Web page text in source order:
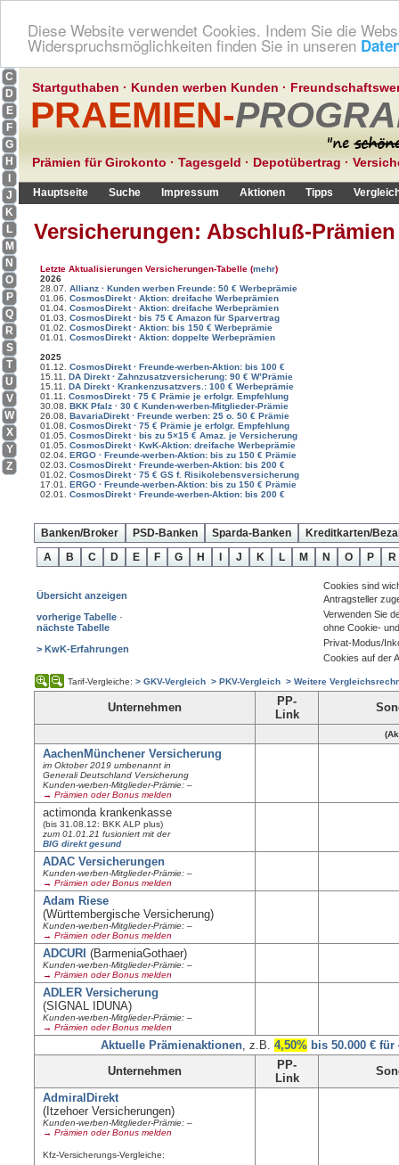
Diese Website verwendet Cookies. Indem Sie die
Widerspruchsmöglichkeiten finden Sie in unseren
Startguthaben · Kunden werben Kunden ·
PRAEMIEN-
Prämien für Girokonto · Tagesgeld · Depotübertrag ·
Hauptseite Suche Impressum Aktionen Tipps
Versicherungen: Abschluß-
Letzte Aktualisierungen Versicherungen-Tabelle(mehr)
2026
28.07.Allianz · Kunden werben Freunde: 50 € Werbeprämie
01.06.CosmosDirekt · Aktion: dreifache Werbeprämien
01.04.CosmosDirekt · Aktion: dreifache Werbeprämien
01.03.CosmosDirekt · bis 75 € Amazon für Sparvertrag
01.02.CosmosDirekt · Aktion: bis 150 € Werbeprämie
01.01.CosmosDirekt · Aktion: doppelte Werbeprämien
2025
01.12.CosmosDirekt · Freunde-werben-Aktion: bis 100 €
15.11.DA Direkt · Zahnzusatzversicherung: 90 € W’Prämie
15.11.DA Direkt · Krankenzusatzvers.: 100 € Werbeprämie
01.11.CosmosDirekt · 75 € Prämie je erfolgr. Empfehlung
30.08.BKK Pfalz · 30 € Kunden-werben-Mitglieder-Prämie
26.08.BavariaDirekt · Freunde werben: 25 o. 50 € Prämie
01.08.CosmosDirekt · 75 € Prämie je erfolgr. Empfehlung
01.05.CosmosDirekt · bis zu 5×15 € Amaz. je Versicherung
01.05.CosmosDirekt · KwK-Aktion: dreifache Werbeprämie
02.04.ERGO · Freunde-werben-Aktion: bis zu 150 € Prämie
02.03.CosmosDirekt · Freunde-werben-Aktion: bis 200 €
01.02.CosmosDirekt · 75 € GS f. Risikolebensversicherung
17.01.ERGO · Freunde-werben-Aktion: bis zu 150 € Prämie
02.01.CosmosDirekt · Freunde-werben-Aktion: bis 200 €
Banken/Broker PSD-Banken Sparda-Banken
Kreditkarten/
A
B C D E F G H I J K L M N O P R
Übersicht anzeigen
vorherige Tabelle ·
nächste Tabelle
> KwK-Erfahrungen
Cookies sind
Antragsteller
Verwenden Sie
ohne Cookie-
Privat-Modus/
Cookies auf der
Tarif-Vergleiche:> GKV-Vergleich > PKV-Vergleich > Weitere
Unternehmen
PP-
Link
AachenMünchener Versicherung
im Oktober 2019 umbenannt in
Generali Deutschland Versicherung
Kunden-werben-Mitglieder-Prämie: –
→ Prämien oder Bonus melden
actimonda krankenkasse
(bis 31.08.12: BKK ALP plus)
zum 01.01.21 fusioniert mit der
BIG direkt gesund
ADAC Versicherungen
Kunden-werben-Mitglieder-Prämie: –
→ Prämien oder Bonus melden
Adam Riese
(Württembergische Versicherung)
Kunden-werben-Mitglieder-Prämie: –
→ Prämien oder Bonus melden
ADCURI (BarmeniaGothaer)
Kunden-werben-Mitglieder-Prämie: –
→ Prämien oder Bonus melden
ADLER Versicherung
(SIGNAL IDUNA)
Kunden-werben-Mitglieder-Prämie: –
→ Prämien oder Bonus melden
Aktuelle Prämienaktionen , z.B.4,50% bis 50.000 € für
Unternehmen
PP-
Link
AdmiralDirekt
(Itzehoer Versicherungen)
Kunden-werben-Mitglieder-Prämie: –
→ Prämien oder Bonus melden
Kfz-Versicherungs-Vergleiche:
C
D
E
F
G
H
J
K
L
M
N
O
P
Q
R
S
T
U
V
W
X
Y
Z